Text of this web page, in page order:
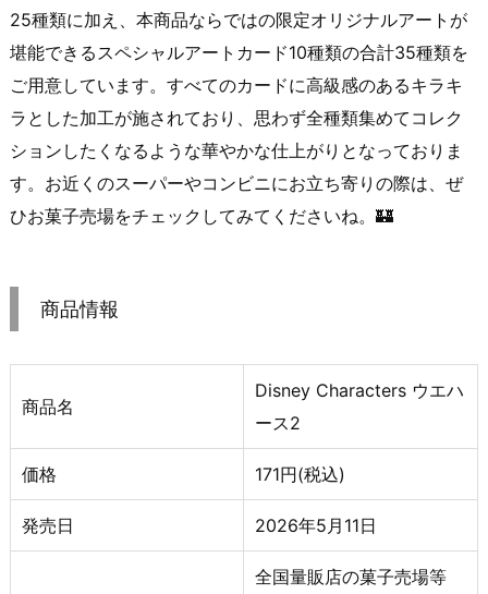
25種類に加え、本商品ならではの限定オリジナルアートが
堪能できるスペシャルアートカード10種類の合計35種類を
ご用意しています。すべてのカードに高級感のあるキラキ
ラとした加工が施されており、思わず全種類集めてコレク
ションしたくなるような華やかな仕上がりとなっておりま
す。お近くのスーパーやコンビニにお立ち寄りの際は、ぜ
ひお菓子売場をチェックしてみてくださいね。🏰
商品情報
商品名
Disney Characters ウエハ
ース2
価格 171円(税込)
発売日 2026年5月11日
全国量販店の菓子売場等